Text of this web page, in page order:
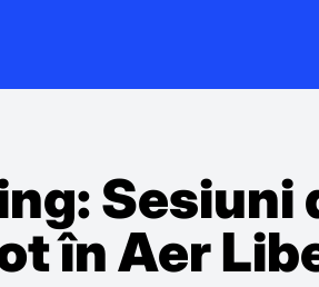
Sesiuni
în Aer